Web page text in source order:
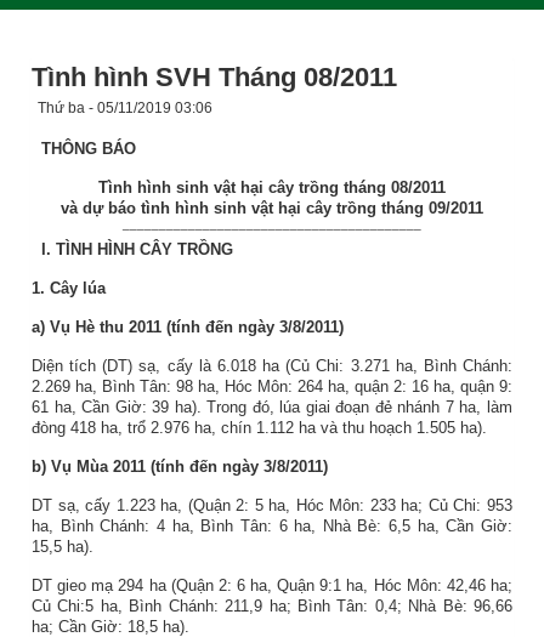
Tình hình SVH Tháng 08/2011
Thứ ba - 05/11/2019 03:06
THÔNG BÁO
Tình hình sinh vật hại cây trồng tháng 08/2011
và dự báo tình hình sinh vật hại cây trồng tháng 09/2011
I. TÌNH HÌNH CÂY TRỒNG
1. Cây lúa
a) Vụ Hè thu 2011 (tính đến ngày 3/8/2011)
Diện tích (DT) sạ, cấy là 6.018 ha (Củ Chi: 3.271 ha, Bình Chánh:
2.269 ha, Bình Tân: 98 ha, Hóc Môn: 264 ha, quận 2: 16 ha, quận 9:
61 ha, Cần Giờ: 39 ha). Trong đó, lúa giai đoạn đẻ nhánh 7 ha, làm
đòng 418 ha, trổ 2.976 ha, chín 1.112 ha và thu hoạch 1.505 ha).
b) Vụ Mùa 2011 (tính đến ngày 3/8/2011)
DT sạ, cấy 1.223 ha, (Quận 2: 5 ha, Hóc Môn: 233 ha; Củ Chi: 953
ha, Bình Chánh: 4 ha, Bình Tân: 6 ha, Nhà Bè: 6,5 ha, Cần Giờ:
15,5 ha).
DT gieo mạ 294 ha (Quận 2: 6 ha, Quận 9:1 ha, Hóc Môn: 42,46 ha;
Củ Chi:5 ha, Bình Chánh: 211,9 ha; Bình Tân: 0,4; Nhà Bè: 96,66
ha; Cần Giờ: 18,5 ha).